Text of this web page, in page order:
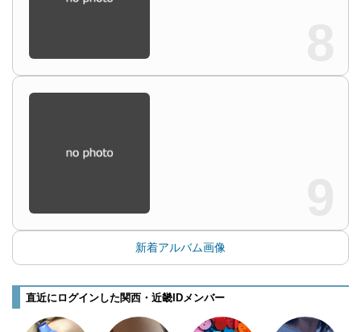
新着アルバム画像
直近にログインした関西・近畿IDメンバー